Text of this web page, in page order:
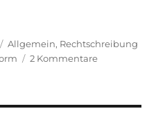
Kategorien
Allgemein, Rechtschreibung
2 Kommentarezu